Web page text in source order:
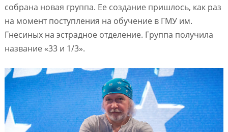
собрана новая группа. Ее создание пришлось, как раз
на момент поступления на обучение в ГМУ им.
Гнесиных на эстрадное отделение. Группа получила
название «33 и 1/3».